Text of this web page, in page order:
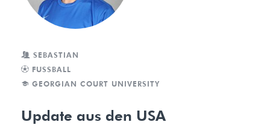
SEBASTIAN
FUSSBALL
GEORGIAN COURT UNIVERSITY
Update aus den USA